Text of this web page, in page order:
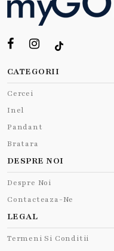
CATEGORII
Cercei
Inel
Pandant
Bratara
DESPRE NOI
Despre Noi
Contacteaza-Ne
LEGAL
Termeni Si Conditii